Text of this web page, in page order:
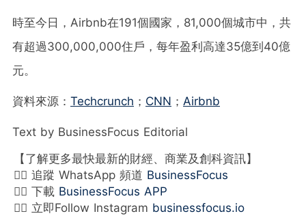
時至今日，Airbnb在191個國家，81,000個城市中，共
有超過300,000,000住戶，每年盈利高達35億到40億
元。
資料來源： Techcrunch ； CNN ； Airbnb
Text by BusinessFocus Editorial
【了解更多最快最新的財經、商業及創科資訊】
👉🏻 追蹤 WhatsApp 頻道 BusinessFocus
👉🏻 下載 BusinessFocus APP
👉🏻 立即Follow Instagram businessfocus.io